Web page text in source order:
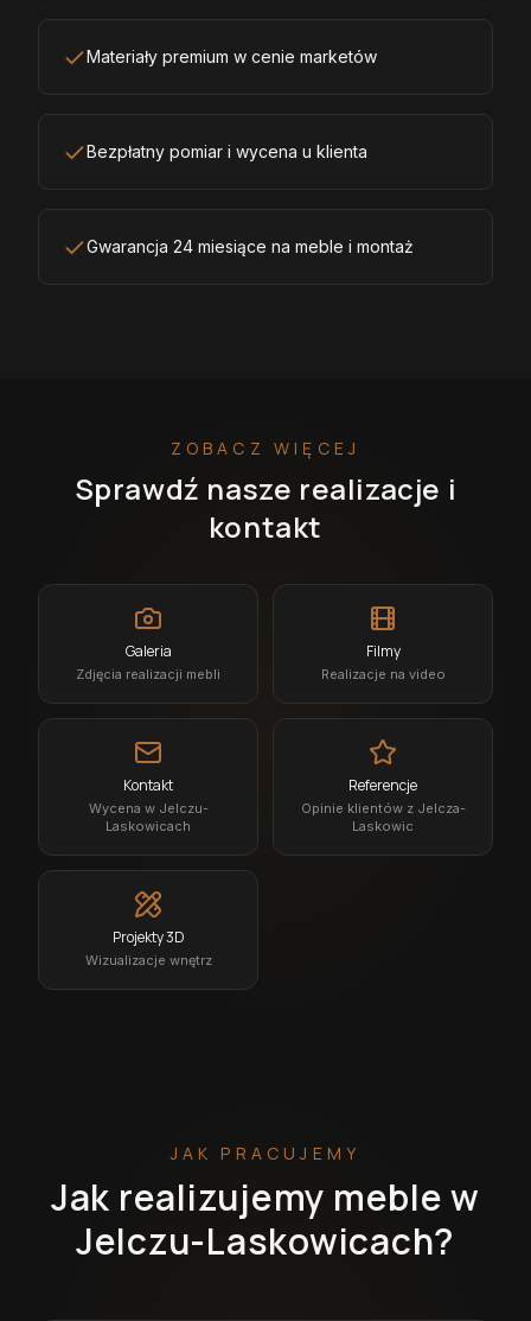
Materiały premium w cenie marketów
Bezpłatny pomiar i wycena u klienta
Gwarancja 24 miesiące na meble i montaż
ZOBACZ WIĘCEJ
Sprawdź nasze realizacje i
kontakt
Galeria
Zdjęcia realizacji mebli
Filmy
Realizacje na video
Kontakt
Wycena w Jelczu-
Laskowicach
Referencje
Opinie klientów z Jelcza-
Laskowic
Projekty 3D
Wizualizacje wnętrz
JAK PRACUJEMY
Jak realizujemy meble w
Jelczu-Laskowicach?